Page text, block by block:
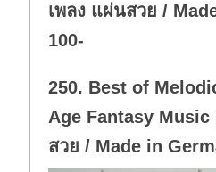
เพลง แผ่นสวย /
100-
250. Best of
Age Fantasy Music
สวย / Made in